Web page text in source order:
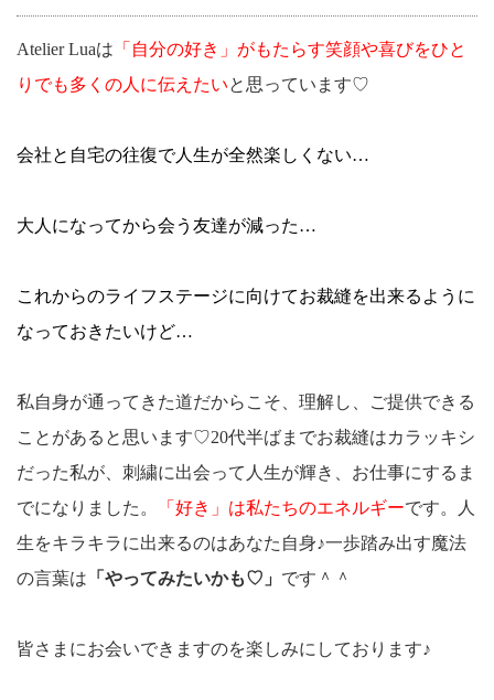
Atelier Luaは 「自分の好き」がもたらす笑顔や喜びをひと
りでも多くの人に伝えたいと思っています♡
会社と自宅の往復で人生が全然楽しくない…
大人になってから会う友達が減った…
これからのライフステージに向けてお裁縫を出来るように
なっておきたいけど…
私自身が通ってきた道だからこそ、理解し、ご提供できる
ことがあると思います♡20代半ばまでお裁縫はカラッキシ
だった私が、刺繍に出会って人生が輝き、お仕事にするま
でになりました。
「好き」は私たちのエネルギーです。人
生をキラキラに出来るのはあなた自身♪一歩踏み出す魔法
の言葉は 「やってみたいかも♡」 です＾＾
皆さまにお会いできますのを楽しみにしております♪